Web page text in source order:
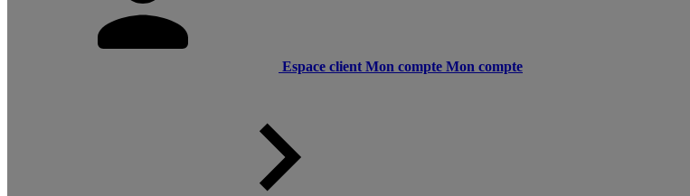
Espace client Mon compte Mon compte